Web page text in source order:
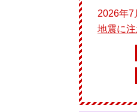
2026年7
地震に